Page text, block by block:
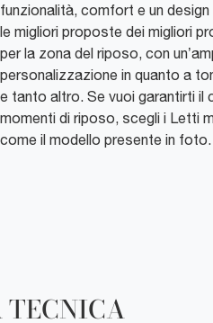
funzionalità, comfort e un
le migliori proposte dei migliori
per la zona del riposo, con
personalizzazione in quanto a
e tanto altro. Se vuoi garantirti il
momenti di riposo, scegli i Letti
come il modello presente in foto.
TECNICA